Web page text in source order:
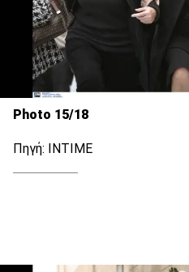
Photo 15/18
Πηγή: INTIME